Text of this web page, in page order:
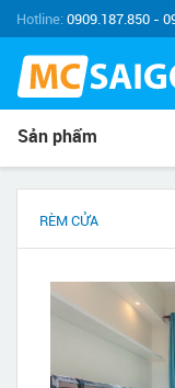
Hotline:0909.187.850 -
Sản phẩm
RÈM CỬA